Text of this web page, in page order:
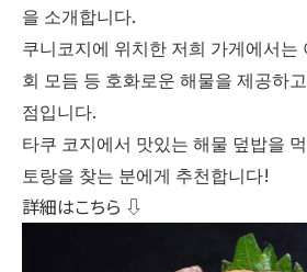
을 소개합니다.
쿠니코지에 위치한 저희 가게에서는
회 모듬 등 호화로운 해물을 제공하
점입니다.
타쿠 코지에서 맛있는 해물 덮밥을
토랑을 찾는 분에게 추천합니다!
詳細はこちら ⇩